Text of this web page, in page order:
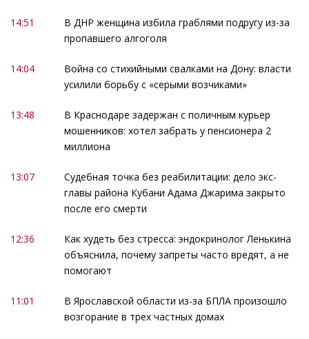
14:51
В ДНР женщина избила граблями подругу из-за
пропавшего алгоголя
14:04
Война со стихийными свалками на Дону: власти
усилили борьбу с «серыми возчиками»
13:48
В Краснодаре задержан с поличным курьер
мошенников: хотел забрать у пенсионера 2
миллиона
13:07
Судебная точка без реабилитации: дело экс-
главы района Кубани Адама Джарима закрыто
после его смерти
12:36
Как худеть без стресса: эндокринолог Ленькина
объяснила, почему запреты часто вредят, а не
помогают
11:01
В Ярославской области из-за БПЛА произошло
возгорание в трех частных домах